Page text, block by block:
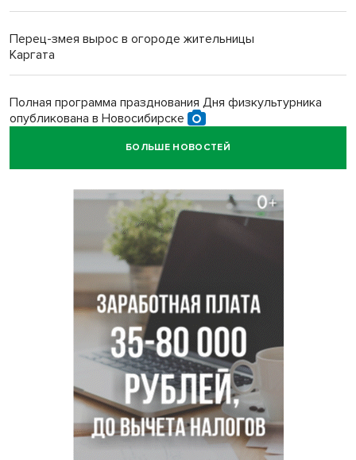
Перец-змея вырос в огороде жительницы
Каргата
Полная программа празднования Дня физкультурника
опубликована в Новосибирске
Прогноз погоды на 8-9 августа в Новосибирске сделали
Площадки для контроля перегруза начали строить на
въездах в Новосибирск
Дольщики долгостроя на Титова в Новосибирске
получили ключи от квартир
Доля рыночной ипотеки в России превысила 50% по
итогам июля 2026 года
БОЛЬШЕ НОВОСТЕЙ